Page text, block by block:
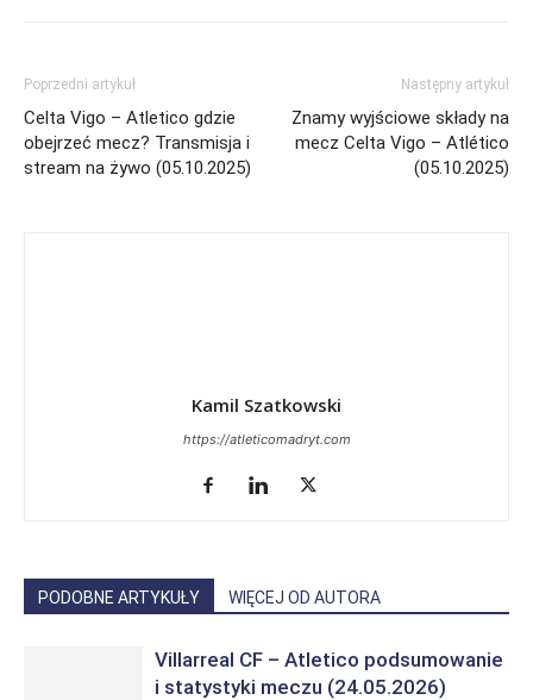
Poprzedni artykuł
Celta Vigo – Atletico gdzie
obejrzeć mecz? Transmisja i
stream na żywo (05.10.2025)
Następny artykuł
Znamy wyjściowe składy na
mecz Celta Vigo – Atlético
(05.10.2025)
Kamil Szatkowski
https://atleticomadryt.com
PODOBNE ARTYKUŁY WIĘCEJ OD AUTORA
Villarreal CF – Atletico podsumowanie
i statystyki meczu (24.05.2026)